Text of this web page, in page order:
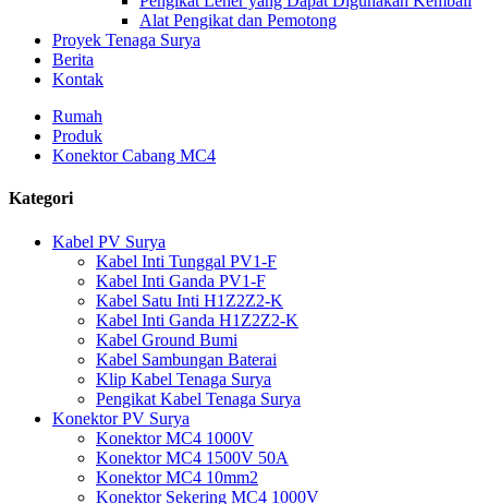
Alat Pengikat dan Pemotong
Proyek Tenaga Surya
Berita
Kontak
Rumah
Produk
Konektor Cabang MC4
Kategori
Kabel PV Surya
Kabel Inti Tunggal PV1-F
Kabel Inti Ganda PV1-F
Kabel Satu Inti H1Z2Z2-K
Kabel Inti Ganda H1Z2Z2-K
Kabel Ground Bumi
Kabel Sambungan Baterai
Klip Kabel Tenaga Surya
Pengikat Kabel Tenaga Surya
Konektor PV Surya
Konektor MC4 1000V
Konektor MC4 1500V 50A
Konektor MC4 10mm2
Konektor Sekering MC4 1000V